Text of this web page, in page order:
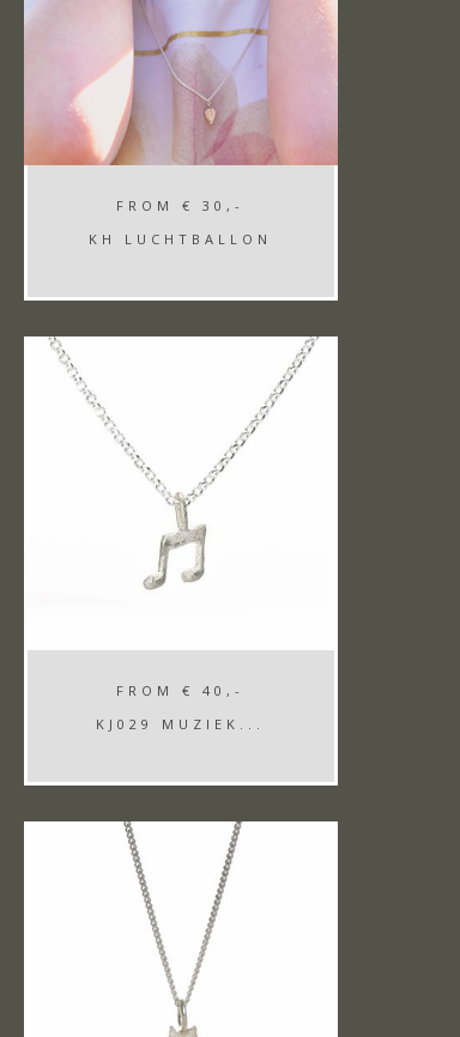
FROM
€ 30,-
KH LUCHTBALLON
FROM
€ 40,-
KJ029 MUZIEK...